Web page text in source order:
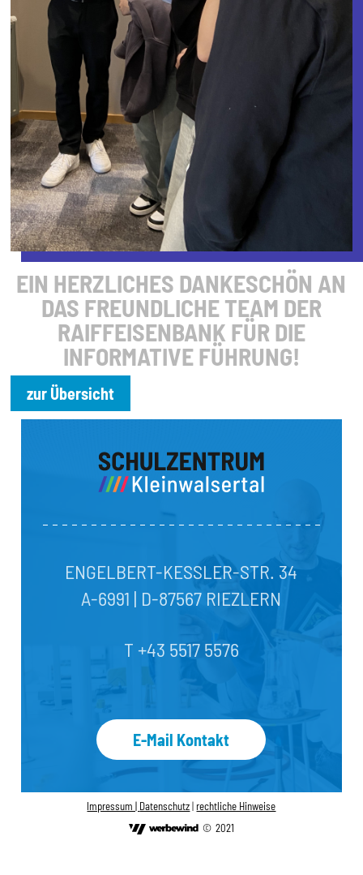
EIN HERZLICHES DANKESCHÖN AN
DAS FREUNDLICHE TEAM DER
RAIFFEISENBANK FÜR DIE
INFORMATIVE FÜHRUNG!
zur Übersicht
ENGELBERT-KESSLER-STR. 34
A-6991 | D-87567 RIEZLERN
T +43 5517 5576
E-Mail Kontakt
Impressum | Datenschutz|rechtliche Hinweise
© 2021